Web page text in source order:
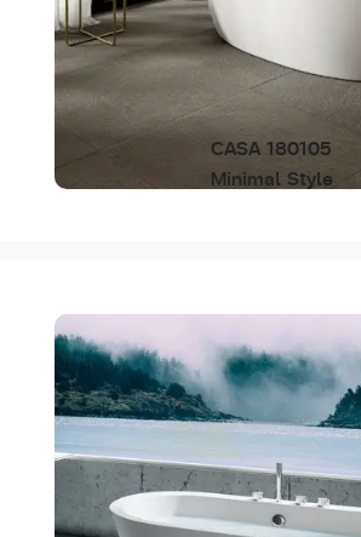
CASA 180105
Minimal Style